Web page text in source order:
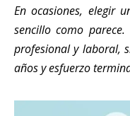
En ocasiones, elegir
sencillo como
profesional y laboral,
años y esfuerzo